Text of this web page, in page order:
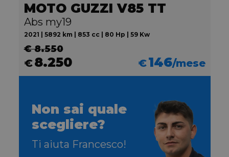
MOTO GUZZI V85 TT
Abs my19
2021 | 5892 km | 853 cc | 80 Hp | 59 Kw
€ 8.550
€8.250 €146/mese
Non sai quale
scegliere?
Ti aiuta Francesco!